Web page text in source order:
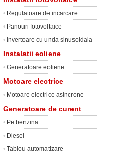
• Regulatoare de incarcare
• Panouri fotovoltaice
• Invertoare cu unda sinusoidala
Instalatii eoliene
• Generatoare eoliene
Motoare electrice
• Motoare electrice asincrone
Generatoare de curent
• Pe benzina
• Diesel
• Tablou automatizare